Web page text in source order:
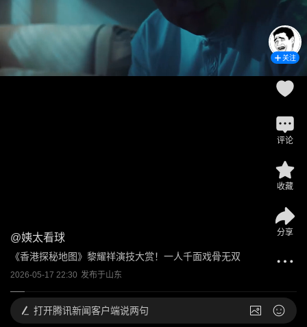
@姨太看球
《香港探秘地图》黎耀祥演技大赏！一人千面戏骨无双
2026-05-17 22:30 发布于山东
关注
评论
收藏
分享
打开腾讯新闻客户端说两句